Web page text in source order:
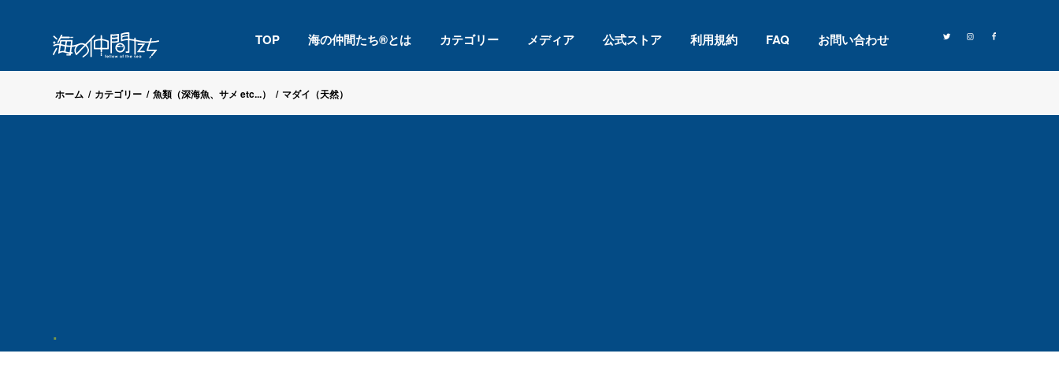
TOP 海の仲間たち®とは カテゴリー メディア 公式ストア 利用規約 FAQ お問い合わせ
ホーム / カテゴリー / 魚類（深海魚、サメ etc...） / マダイ（天然）